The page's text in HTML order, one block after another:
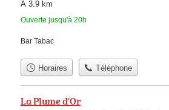
À 3.9 km
Ouverte jusqu'à 20h
Bar Tabac
Horaires Téléphone
La Plume d'Or